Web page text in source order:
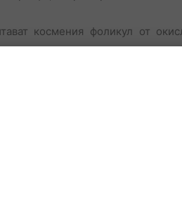
космения фоликул от
е много разпространена,
количества до фоликула.
и морски дарове с черупка.
като помага за
в чесъна, маята и рибата.